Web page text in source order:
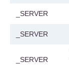
_SERVER
_SERVER
_SERVER